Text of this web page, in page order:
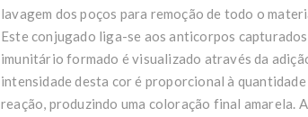
lavagem dos poços para remoção de todo o
Este conjugado liga-se aos anticorpos
imunitário formado é visualizado através da
intensidade desta cor é proporcional à
reação, produzindo uma coloração final amarela.